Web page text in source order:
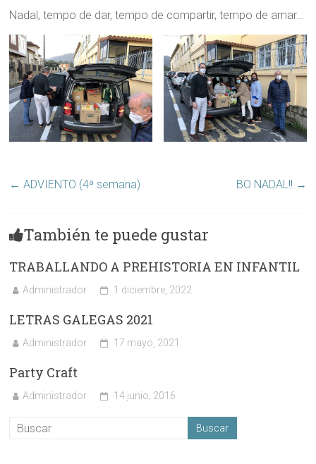
Nadal, tempo de dar, tempo de compartir, tempo de amar…
← ADVIENTO (4ª semana) BO NADAL!! →
También te puede gustar
TRABALLANDO A PREHISTORIA EN INFANTIL
Administrador 1 diciembre, 2022
LETRAS GALEGAS 2021
Administrador 17 mayo, 2021
Party Craft
Administrador 14 junio, 2016